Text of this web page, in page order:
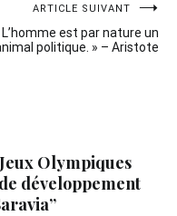
ARTICLE SUIVANT
L’homme est par nature un
politique. » – Aristote
Olympiques
développement
”